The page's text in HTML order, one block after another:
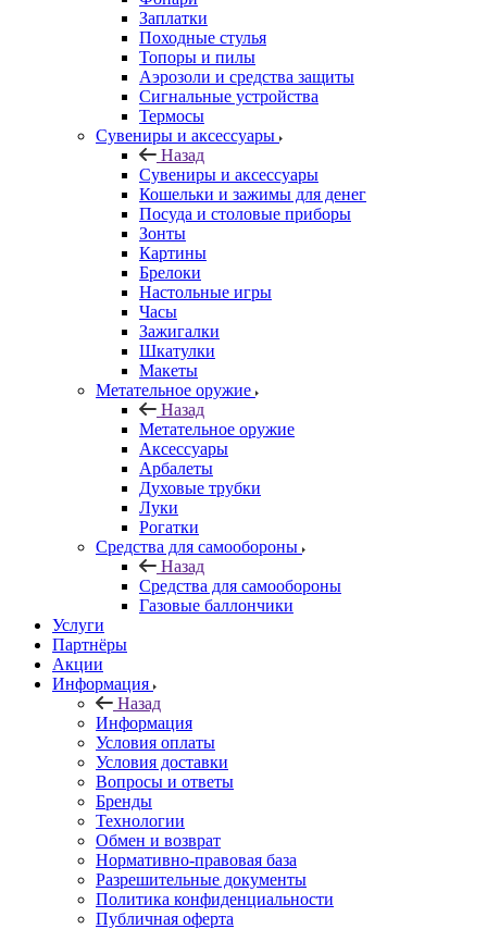
Заплатки
Походные стулья
Топоры и пилы
Аэрозоли и средства защиты
Сигнальные устройства
Термосы
Сувениры и аксессуары
Назад
Сувениры и аксессуары
Кошельки и зажимы для денег
Посуда и столовые приборы
Зонты
Картины
Брелоки
Настольные игры
Часы
Зажигалки
Шкатулки
Макеты
Метательное оружие
Назад
Метательное оружие
Аксессуары
Арбалеты
Духовые трубки
Луки
Рогатки
Средства для самообороны
Назад
Средства для самообороны
Газовые баллончики
Услуги
Партнёры
Акции
Информация
Назад
Информация
Условия оплаты
Условия доставки
Вопросы и ответы
Бренды
Технологии
Обмен и возврат
Нормативно-правовая база
Разрешительные документы
Политика конфиденциальности
Публичная оферта